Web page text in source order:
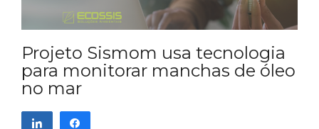
Projeto Sismom usa tecnologia
para monitorar manchas de óleo
no mar
Compartilhar